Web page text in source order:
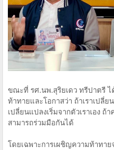
ขณะที่ รศ.นพ.สุริยเดว ทรีปาตรี
ท้าทายและโอกาสว่า ถ้าเราเปลี่ย
เปลี่ยนแปลงเริ่มจากตัวเราเอง
สามารถร่วมมือกันได้
โดยเฉพาะการเผชิญความท้าทา